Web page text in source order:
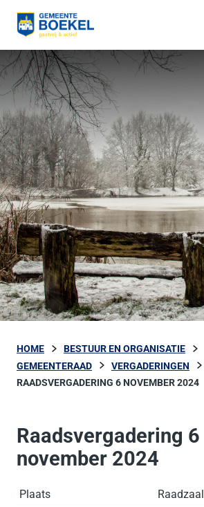
HOME
BESTUUR EN ORGANISATIE
GEMEENTERAAD
VERGADERINGEN
RAADSVERGADERING 6 NOVEMBER 2024
Raadsvergadering 6
november 2024
Plaats Raadzaal